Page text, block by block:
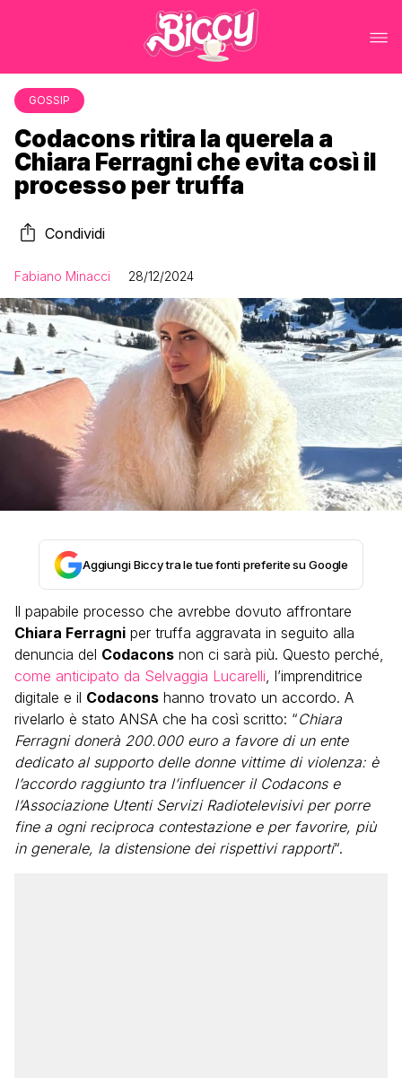
GOSSIP
Codacons ritira la querela a
Chiara Ferragni che evita così il
processo per truffa
Condividi
Fabiano Minacci 28/12/2024
Aggiungi Biccy tra le tue fonti preferite su Google
Il papabile processo che avrebbe dovuto affrontare
Chiara Ferragni per truffa aggravata in seguito alla
denuncia del Codacons non ci sarà più. Questo perché,
come anticipato da Selvaggia Lucarelli , l’imprenditrice
digitale e il Codacons hanno trovato un accordo. A
rivelarlo è stato ANSA che ha così scritto: “Chiara
Ferragni donerà 200.000 euro a favore di un ente
dedicato al supporto delle donne vittime di violenza: è
l’accordo raggiunto tra l’influencer il Codacons e
l’Associazione Utenti Servizi Radiotelevisivi per porre
fine a ogni reciproca contestazione e per favorire, più
in generale, la distensione dei rispettivi rapporti“.